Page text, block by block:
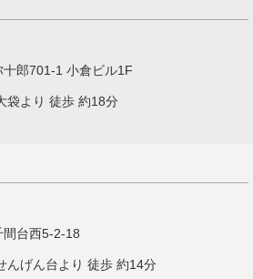
郎701-1 小倉ビル1F
袋より 徒歩 約18分
間台西5-2-18
んげん台より 徒歩 約14分